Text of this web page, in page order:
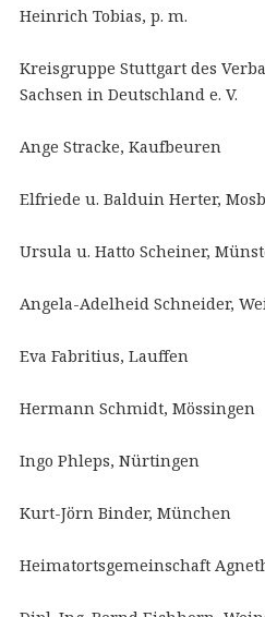
Heinrich Tobias, p. m.
Kreisgruppe Stuttgart des
Sachsen in Deutschland e. V.
Ange Stracke, Kaufbeuren
Elfriede u. Balduin Herter,
Ursula u. Hatto Scheiner,
Angela-Adelheid Schneider,
Eva Fabritius, Lauffen
Hermann Schmidt, Mössingen
Ingo Phleps, Nürtingen
Kurt-Jörn Binder, München
Heimatortsgemeinschaft